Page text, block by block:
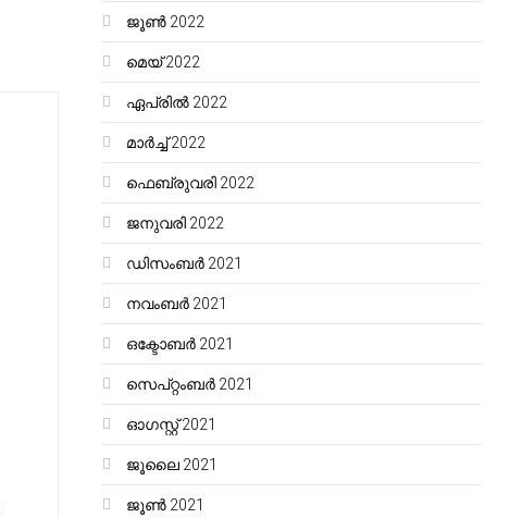
ജൂൺ 2022
മെയ്‌ 2022
ഏപ്രിൽ 2022
മാർച്ച്‌ 2022
ഫെബ്രുവരി 2022
ജനുവരി 2022
ഡിസംബർ 2021
നവംബർ 2021
ഒക്ടോബർ 2021
സെപ്റ്റംബർ 2021
ഓഗസ്റ്റ്‌ 2021
ജൂലൈ 2021
ജൂൺ 2021